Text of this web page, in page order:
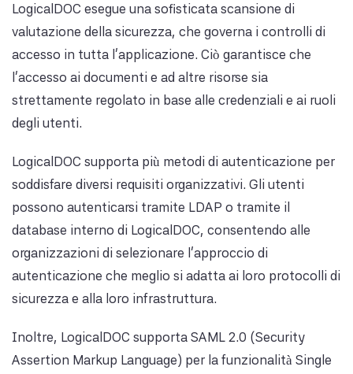
LogicalDOC esegue una sofisticata scansione di
valutazione della sicurezza, che governa i controlli di
accesso in tutta l'applicazione. Ciò garantisce che
l'accesso ai documenti e ad altre risorse sia
strettamente regolato in base alle credenziali e ai ruoli
degli utenti.
LogicalDOC supporta più metodi di autenticazione per
soddisfare diversi requisiti organizzativi. Gli utenti
possono autenticarsi tramite LDAP o tramite il
database interno di LogicalDOC, consentendo alle
organizzazioni di selezionare l'approccio di
autenticazione che meglio si adatta ai loro protocolli di
sicurezza e alla loro infrastruttura.
Inoltre, LogicalDOC supporta SAML 2.0 (Security
Assertion Markup Language) per la funzionalità Single